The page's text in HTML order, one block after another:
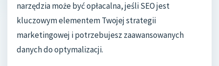
narzędzia może być opłacalna, jeśli SEO jest
kluczowym elementem Twojej strategii
marketingowej i potrzebujesz zaawansowanych
danych do optymalizacji.